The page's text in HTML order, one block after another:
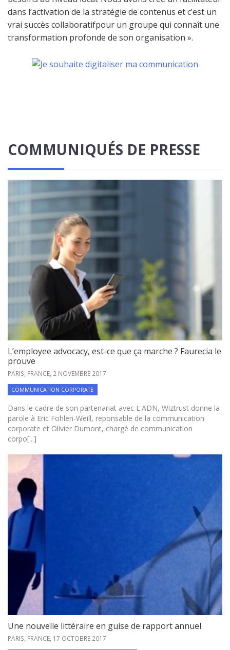
dans l’activation de la stratégie de contenus et c’est un
vrai succès collaboratifpour un groupe qui connaît une
transformation profonde de son organisation ».
COMMUNIQUÉS DE PRESSE
L’employee advocacy, est-ce que ça marche ? Faurecia le
prouve
PARIS, FRANCE, 2 NOVEMBRE 2017
COMMUNICATION CORPORATE
Dans le cadre de son partenariat avec L'ADN, Wiztrust donne la
parole à Eric Fohlen-Weill, reponsable de la communication
corporate et Olivier Dumont, chargé de communication
corpo[...]
Une nouvelle littéraire en guise de rapport annuel
PARIS, FRANCE, 17 OCTOBRE 2017